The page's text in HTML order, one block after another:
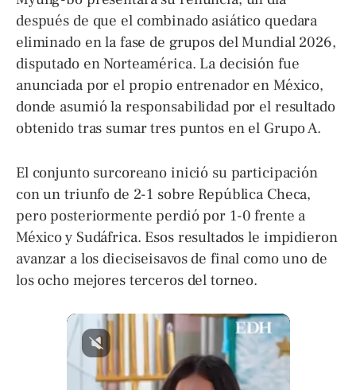
después de que el combinado asiático quedara
eliminado en la fase de grupos del Mundial 2026,
disputado en Norteamérica. La decisión fue
anunciada por el propio entrenador en México,
donde asumió la responsabilidad por el resultado
obtenido tras sumar tres puntos en el Grupo A.
El conjunto surcoreano inició su participación
con un triunfo de 2-1 sobre República Checa,
pero posteriormente perdió por 1-0 frente a
México y Sudáfrica. Esos resultados le impidieron
avanzar a los dieciseisavos de final como uno de
los ocho mejores terceros del torneo.